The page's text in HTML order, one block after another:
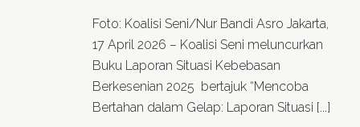
Foto: Koalisi Seni/Nur Bandi Asro Jakarta,
17 April 2026 – Koalisi Seni meluncurkan
Buku Laporan Situasi Kebebasan
Berkesenian 2025 bertajuk “Mencoba
Bertahan dalam Gelap: Laporan Situasi [...]